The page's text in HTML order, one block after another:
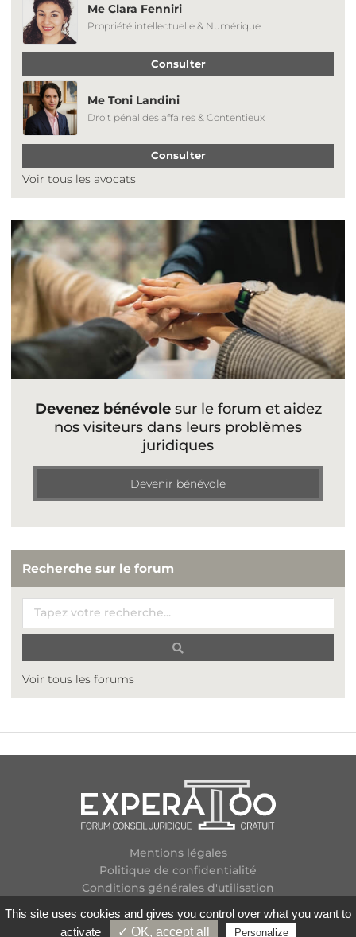
Me Clara Fenniri
Propriété intellectuelle & Numérique
Consulter
Me Toni Landini
Droit pénal des affaires & Contentieux
Consulter
Voir tous les avocats
Devenez bénévolesur le forum et aidez
nos visiteurs dans leurs problèmes
juridiques
Devenir bénévole
Recherche sur le forum
Voir tous les forums
Mentions légales
Politique de confidentialité
Conditions générales d'utilisation
Contactez-nous
This site uses cookies and gives you control over what you want to
activate
✓ OK, accept all Personalize